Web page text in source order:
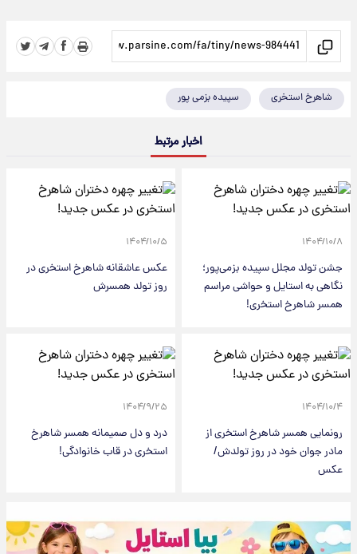
شاهرخ استخری سپیده بزمی پور
اخبار مرتبط
۱۴۰۴/۱۰/۸
جشن تولد مجلل سپیده بزمی‌پور؛
نگاهی به استایل و حواشی مراسم
همسر شاهرخ استخری!
۱۴۰۴/۱۰/۵
عکس عاشقانه شاهرخ استخری در
روز تولد همسرش
۱۴۰۴/۱۰/۴
رونمایی همسر شاهرخ استخری از
مادر جوان خود در روز تولدش/
عکس
۱۴۰۴/۹/۲۵
درد و دل صمیمانه همسر شاهرخ
استخری در قاب خانوادگی!